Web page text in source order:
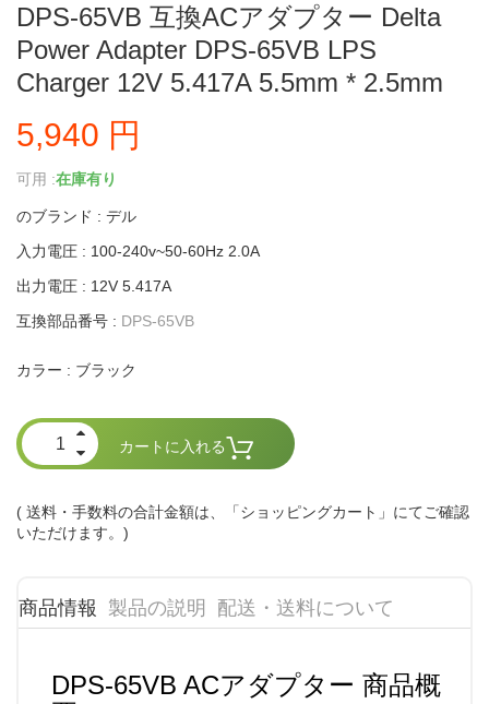
DPS-65VB 互換ACアダプター Delta
Power Adapter DPS-65VB LPS
Charger 12V 5.417A 5.5mm * 2.5mm
5,940 円
可用 :在庫有り
のブランド : デル
入力電圧 : 100-240v~50-60Hz 2.0A
出力電圧 : 12V 5.417A
互換部品番号 : DPS-65VB
カラー : ブラック
カートに入れる
( 送料・手数料の合計金額は、「ショッピングカート」にてご確認
いただけます。)
商品情報 製品の説明 配送・送料について
DPS-65VB ACアダプター 商品概